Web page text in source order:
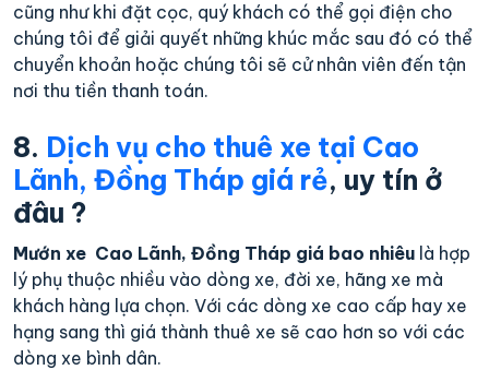
cũng như khi đặt cọc, quý khách có thể gọi điện cho
chúng tôi để giải quyết những khúc mắc sau đó có thể
chuyển khoản hoặc chúng tôi sẽ cử nhân viên đến tận
nơi thu tiền thanh toán.
8. Dịch vụ cho thuê xe tại Cao
Lãnh, Đồng Tháp giá rẻ, uy tín ở
đâu ?
Mướn xe Cao Lãnh, Đồng Tháp giá bao nhiêu là hợp
lý phụ thuộc nhiều vào dòng xe, đời xe, hãng xe mà
khách hàng lựa chọn. Với các dòng xe cao cấp hay xe
hạng sang thì giá thành thuê xe sẽ cao hơn so với các
dòng xe bình dân.